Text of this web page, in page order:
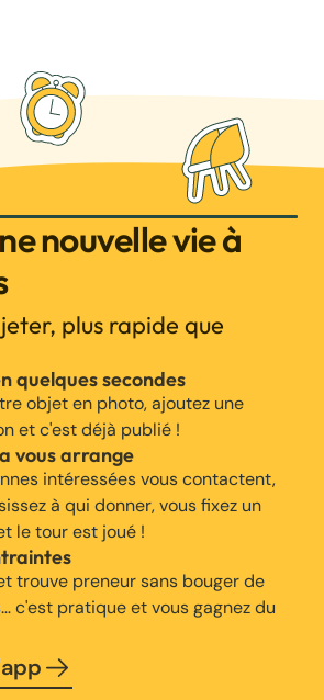
nouvelle vie à
plus rapide que
quelques secondes
objet en photo, ajoutez une
et c'est déjà publié !
vous arrange
intéressées vous contactent,
à qui donner, vous fixez un
le tour est joué !
trouve preneur sans bouger de
c'est pratique et vous gagnez du